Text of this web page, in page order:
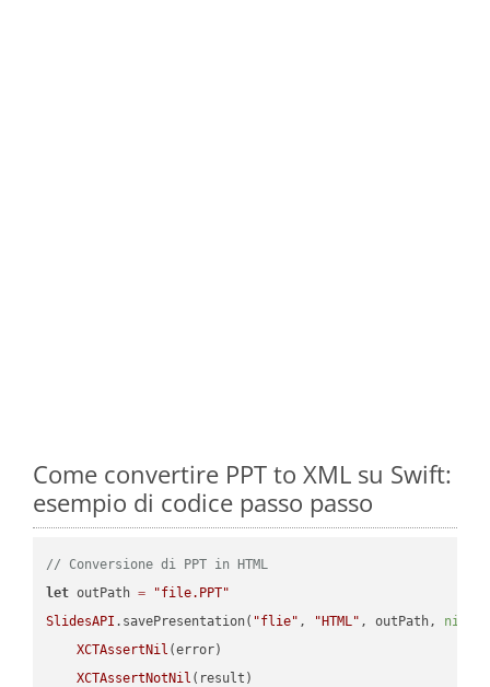
Come convertire PPT to XML su Swift:
esempio di codice passo passo
// Conversione di PPT in HTML
let outPath =
"file.PPT"
SlidesAPI .savePresentation( "flie" , "HTML" , outPath, nil
XCTAssertNil (error)
XCTAssertNotNil (result)